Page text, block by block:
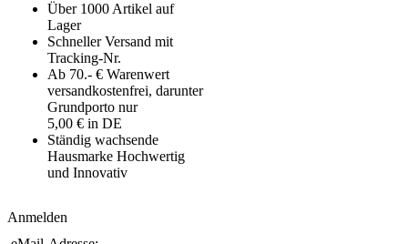
Über 1000 Artikel auf
Lager
Schneller Versand mit
Tracking-Nr.
Ab 70.- € Warenwert
versandkostenfrei, darunter
Grundporto nur
5,00 € in DE
Ständig wachsende
Hausmarke Hochwertig
und Innovativ
Anmelden